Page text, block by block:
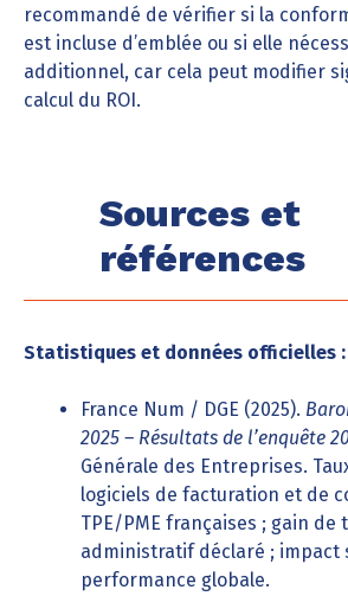
recommandé de vérifier si la
est incluse d’emblée ou si elle
additionnel, car cela peut modifier
calcul du ROI.
Sources et
références
Statistiques et données officielles :
France Num / DGE (2025).
2025 – Résultats de l’enquête
Générale des Entreprises.
logiciels de facturation et de
TPE/PME françaises ; gain de
administratif déclaré ; impact
performance globale.